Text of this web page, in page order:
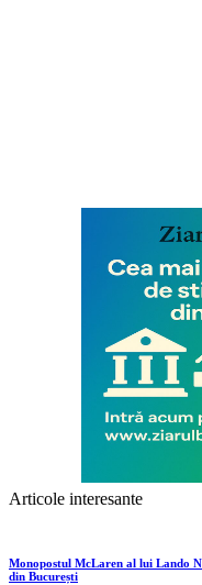
Articole interesante
Monopostul McLaren al lui Lando
din București